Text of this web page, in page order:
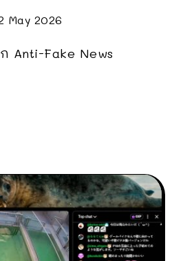
May 2026
Anti-Fake News